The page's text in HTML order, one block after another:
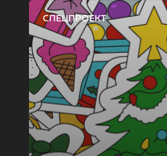
СПЕЦПРОЕКТ